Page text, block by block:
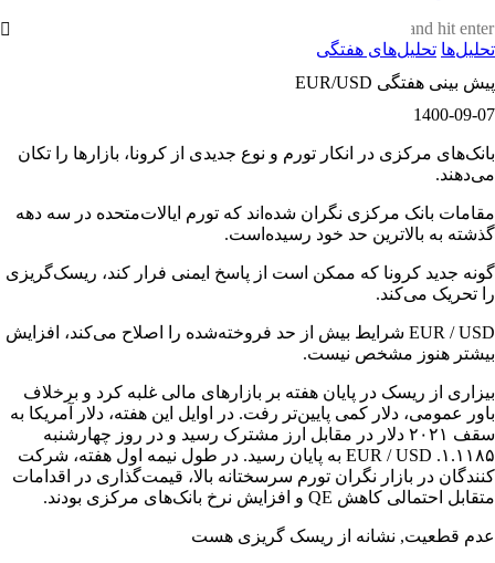
تحلیل‌ها تحلیل‌های هفتگی
پیش بینی هفتگی EUR/USD
1400-09-07
بانک‌های مرکزی در انکار تورم و نوع جدیدی از کرونا، بازارها را تکان
می‌دهند.
مقامات بانک مرکزی نگران شده‌اند که تورم ایالات‌متحده در سه دهه
گذشته به بالاترین حد خود رسیده‌است.
​​​​​​​​گونه جدید کرونا که ممکن است از پاسخ ایمنی فرار کند، ریسک‌گریزی
را تحریک می‌کند.
​​​​​​​​EUR / USD شرایط بیش از حد فروخته‌شده را اصلاح می‌کند، افزایش
بیشتر هنوز مشخص نیست.
​​​​​​​​بیزاری از ریسک در پایان هفته بر بازارهای مالی غلبه کرد و برخلاف
باور عمومی، دلار کمی پایین‌تر رفت. ​در اوایل این هفته، دلار آمریکا به
سقف ۲۰۲۱ دلار در مقابل ارز مشترک رسید و در روز چهارشنبه
۱.۱۱۸۵. EUR / USD به پایان رسید. ​در طول نیمه اول هفته، شرکت
کنندگان در بازار نگران تورم سرسختانه بالا، قیمت‌گذاری در اقدامات
متقابل احتمالی کاهش QE و افزایش نرخ بانک‌های مرکزی بودند. ​
عدم قطعیت, نشانه از ریسک گریزی هست